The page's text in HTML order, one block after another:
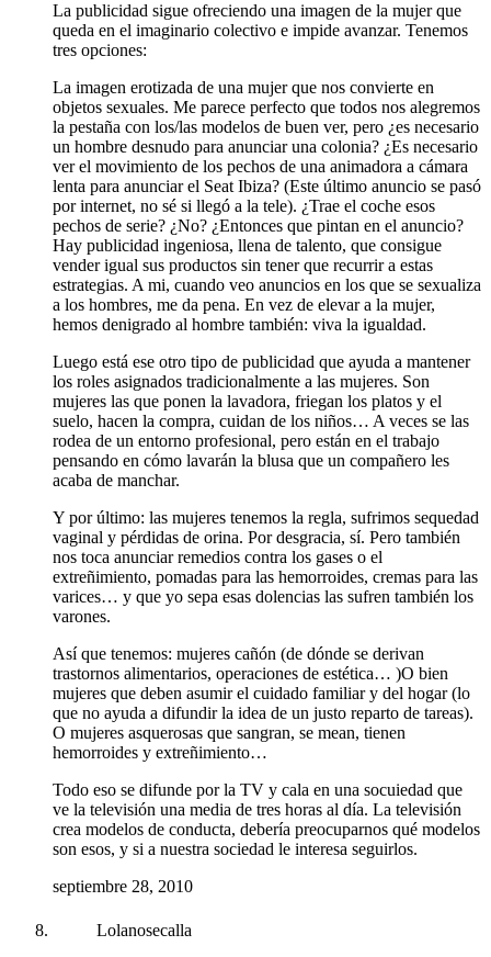
La publicidad sigue ofreciendo una imagen de la mujer que
queda en el imaginario colectivo e impide avanzar. Tenemos
tres opciones:
La imagen erotizada de una mujer que nos convierte en
objetos sexuales. Me parece perfecto que todos nos alegremos
la pestaña con los/las modelos de buen ver, pero ¿es necesario
un hombre desnudo para anunciar una colonia? ¿Es necesario
ver el movimiento de los pechos de una animadora a cámara
lenta para anunciar el Seat Ibiza? (Este último anuncio se pasó
por internet, no sé si llegó a la tele). ¿Trae el coche esos
pechos de serie? ¿No? ¿Entonces que pintan en el anuncio?
Hay publicidad ingeniosa, llena de talento, que consigue
vender igual sus productos sin tener que recurrir a estas
estrategias. A mi, cuando veo anuncios en los que se sexualiza
a los hombres, me da pena. En vez de elevar a la mujer,
hemos denigrado al hombre también: viva la igualdad.
Luego está ese otro tipo de publicidad que ayuda a mantener
los roles asignados tradicionalmente a las mujeres. Son
mujeres las que ponen la lavadora, friegan los platos y el
suelo, hacen la compra, cuidan de los niños… A veces se las
rodea de un entorno profesional, pero están en el trabajo
pensando en cómo lavarán la blusa que un compañero les
acaba de manchar.
Y por último: las mujeres tenemos la regla, sufrimos sequedad
vaginal y pérdidas de orina. Por desgracia, sí. Pero también
nos toca anunciar remedios contra los gases o el
extreñimiento, pomadas para las hemorroides, cremas para las
varices… y que yo sepa esas dolencias las sufren también los
varones.
Así que tenemos: mujeres cañón (de dónde se derivan
trastornos alimentarios, operaciones de estética… )O bien
mujeres que deben asumir el cuidado familiar y del hogar (lo
que no ayuda a difundir la idea de un justo reparto de tareas).
O mujeres asquerosas que sangran, se mean, tienen
hemorroides y extreñimiento…
Todo eso se difunde por la TV y cala en una socuiedad que
ve la televisión una media de tres horas al día. La televisión
crea modelos de conducta, debería preocuparnos qué modelos
son esos, y si a nuestra sociedad le interesa seguirlos.
septiembre 28, 2010
Lolanosecalla